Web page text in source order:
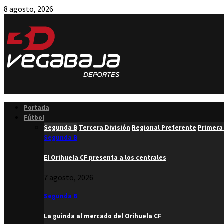
8 agosto, 2026
Portada
Fútbol
Segunda B Tercera División Regional Preferente
Segunda B
El Orihuela CF presenta a los centrales
7 agosto, 2026
Segunda B
La guinda al mercado del Orihuela CF